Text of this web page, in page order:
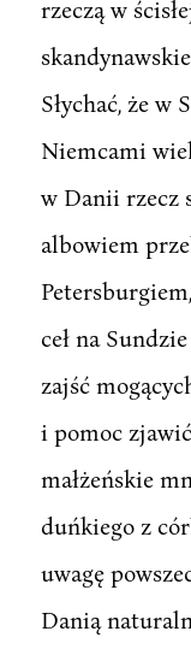
rzeczą w
Słychać, że
Niemcami
w Danii rzecz
albowiem
ceł na
zajść
i pomoc
małżeńskie
duńkiego z
uwagę
Danią